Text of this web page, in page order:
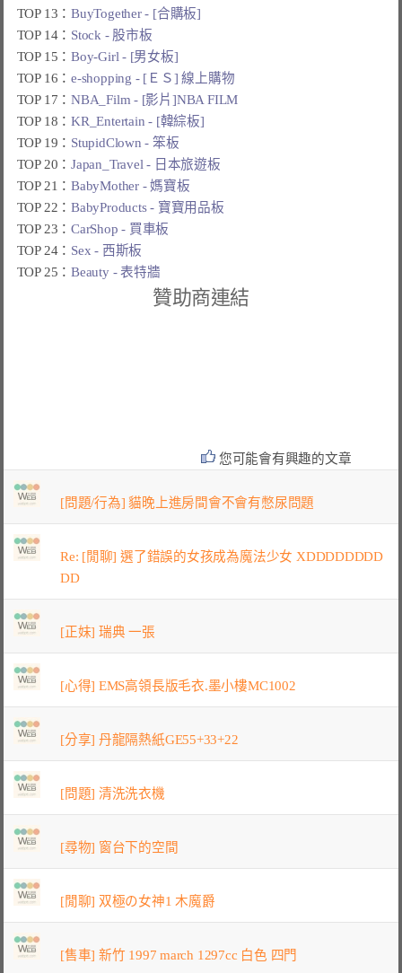
TOP 13：BuyTogether - [合購板]
TOP 14： Stock - 股市板
TOP 15：Boy-Girl - [男女板]
TOP 16：e-shopping - [ＥＳ] 線上購物
TOP 17：NBA_Film - [影片]NBA FILM
TOP 18：KR_Entertain - [韓綜板]
TOP 19： StupidClown - 笨板
TOP 20：Japan_Travel - 日本旅遊板
TOP 21：BabyMother - 媽寶板
TOP 22：BabyProducts - 寶寶用品板
TOP 23：CarShop - 買車板
TOP 24： Sex - 西斯板
TOP 25：Beauty - 表特牆
贊助商連結
您可能會有興趣的文章
[問題/行為] 貓晚上進房間會不會有憋尿問題
Re: [閒聊] 選了錯誤的女孩成為魔法少女 XDDDDDDDD
DD
[正妹] 瑞典 一張
[心得] EMS高領長版毛衣.墨小樓MC1002
[分享] 丹龍隔熱紙GE55+33+22
[問題] 清洗洗衣機
[尋物] 窗台下的空間
[閒聊] 双極の女神1 木魔爵
[售車] 新竹 1997 march 1297cc 白色 四門